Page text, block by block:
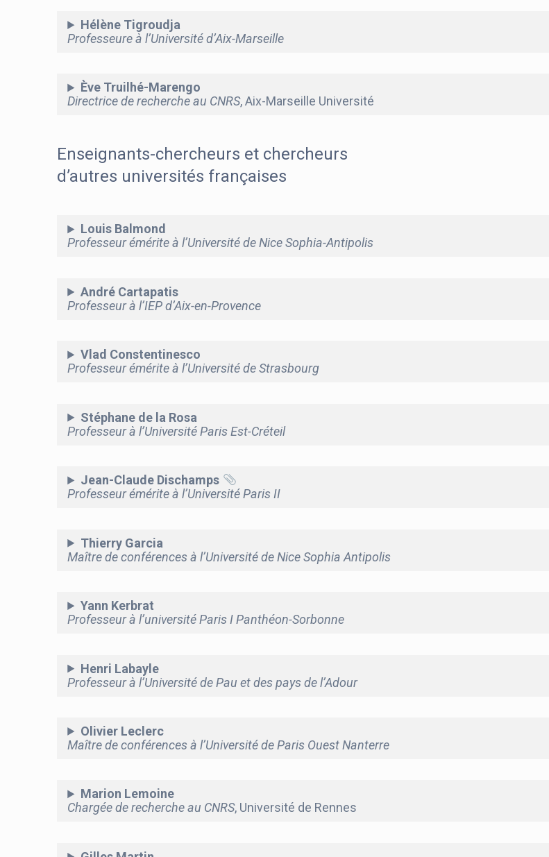
Hélène Tigroudja
Professeure à l’Université d’Aix-Marseille
Ève Truilhé-Marengo
Directrice de recherche au CNRS, Aix-Marseille Université
Enseignants-chercheurs et chercheurs
d’autres universités françaises
Louis Balmond
Professeur émérite à l’Université de Nice Sophia-Antipolis
André Cartapatis
Professeur à l’IEP d’Aix-en-Provence
Vlad Constentinesco
Professeur émérite à l’Université de Strasbourg
Stéphane de la Rosa
Professeur à l’Université Paris Est-Créteil
Jean-Claude Dischamps
Professeur émérite à l’Université Paris II
Thierry Garcia
Maître de conférences à l’Université de Nice Sophia Antipolis
Yann Kerbrat
Professeur à l’université Paris I Panthéon-Sorbonne
Henri Labayle
Professeur à l’Université de Pau et des pays de l’Adour
Olivier Leclerc
Maître de conférences à l’Université de Paris Ouest Nanterre
Marion Lemoine
Chargée de recherche au CNRS, Université de Rennes